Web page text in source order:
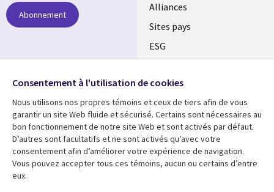
Alliances
Sites pays
ESG
Fusions
Salle de presse
Ressources
Articles
Support
Abonnement
Suivez-nous
Social
Media
Global
FR
Consentement à l'utilisation de cookies
Nous utilisons nos propres témoins et ceux de tiers afin de vous
garantir un site Web fluide et sécurisé. Certains sont nécessaires au
bon fonctionnement de notre site Web et sont activés par défaut.
D’autres sont facultatifs et ne sont activés qu’avec votre
consentement afin d’améliorer votre expérience de navigation.
Vous pouvez accepter tous ces témoins, aucun ou certains d’entre
eux.